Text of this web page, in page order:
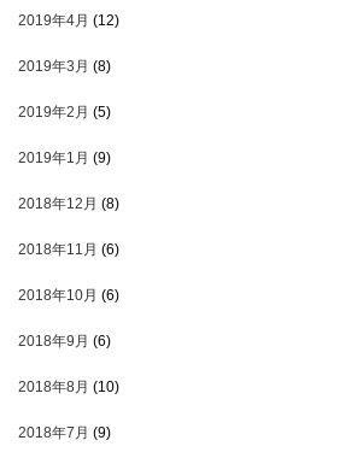
2019年4月 (12)
2019年3月 (8)
2019年2月 (5)
2019年1月 (9)
2018年12月 (8)
2018年11月 (6)
2018年10月 (6)
2018年9月 (6)
2018年8月 (10)
2018年7月 (9)